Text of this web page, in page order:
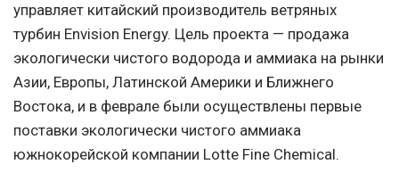
управляет китайский производитель ветряных
турбин Envision Energy. Цель проекта — продажа
экологически чистого водорода и аммиака на рынки
Азии, Европы, Латинской Америки и Ближнего
Востока, и в феврале были осуществлены первые
поставки экологически чистого аммиака
южнокорейской компании Lotte Fine Chemical.